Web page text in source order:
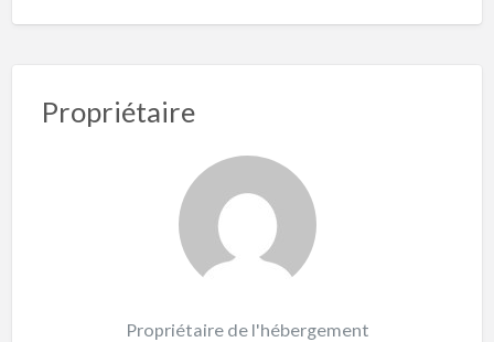
Propriétaire
Propriétaire de l'hébergement